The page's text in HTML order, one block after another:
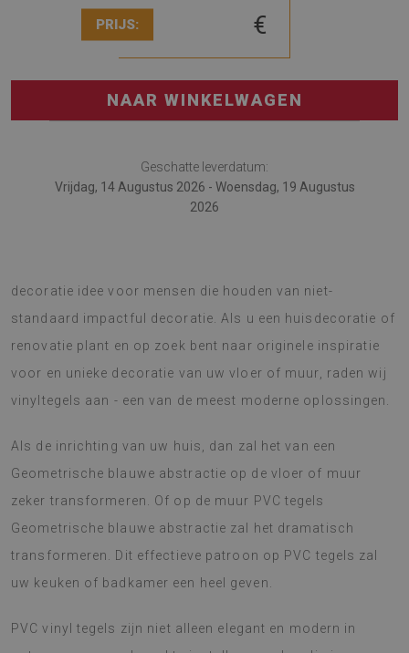
PRIJS: €
NAAR WINKELWAGEN
Geschatte leverdatum:
Vrijdag, 14 Augustus 2026 - Woensdag, 19 Augustus
2026
decoratie idee voor mensen die houden van niet-
standaard impactful decoratie. Als u een huisdecoratie of
renovatie plant en op zoek bent naar originele inspiratie
voor en unieke decoratie van uw vloer of muur, raden wij
vinyltegels aan - een van de meest moderne oplossingen.
Als de inrichting van uw huis, dan zal het van een
Geometrische blauwe abstractie op de vloer of muur
zeker transformeren. Of op de muur PVC tegels
Geometrische blauwe abstractie zal het dramatisch
transformeren. Dit effectieve patroon op PVC tegels zal
uw keuken of badkamer een heel geven.
PVC vinyl tegels zijn niet alleen elegant en modern in